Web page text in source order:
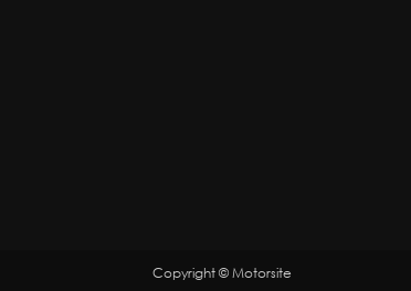
Copyright © Motorsite